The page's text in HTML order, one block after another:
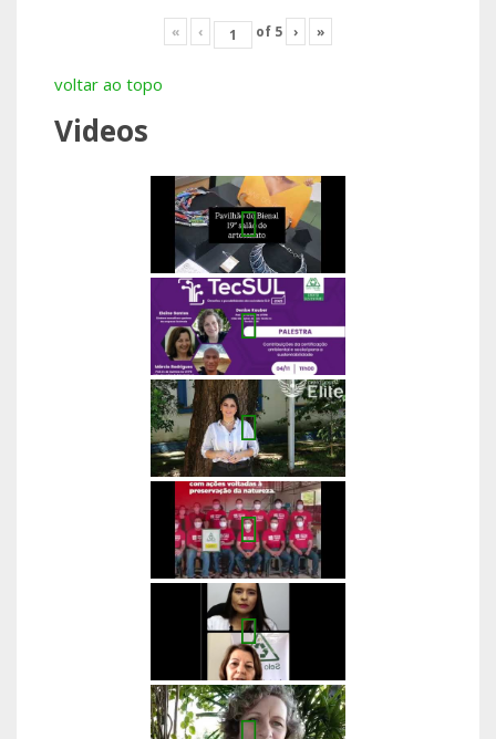
« ‹ of 5 › »
voltar ao topo
Videos